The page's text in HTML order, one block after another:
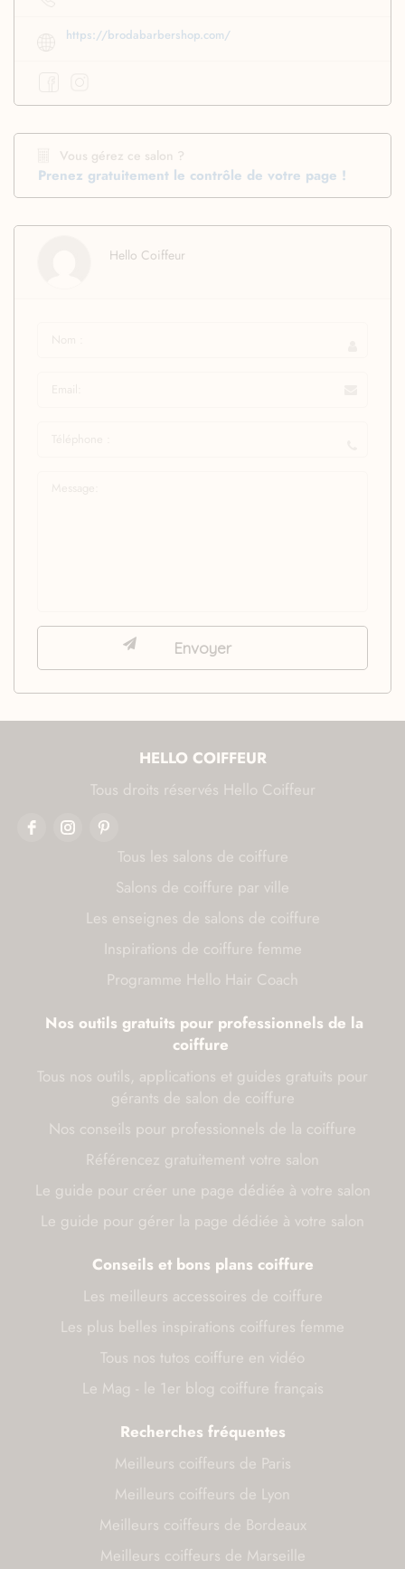
https://brodabarbershop.com/
Vous gérez ce salon ?
Prenez gratuitement le contrôle de votre page !
Hello Coiffeur
HELLO COIFFEUR
Tous droits réservés Hello Coiffeur
Tous les salons de coiffure
Salons de coiffure par ville
Les enseignes de salons de coiffure
Inspirations de coiffure femme
Programme Hello Hair Coach
Nos outils gratuits pour professionnels de la
coiffure
Tous nos outils, applications et guides gratuits pour
gérants de salon de coiffure
Nos conseils pour professionnels de la coiffure
Référencez gratuitement votre salon
Le guide pour créer une page dédiée à votre salon
Le guide pour gérer la page dédiée à votre salon
Conseils et bons plans coiffure
Les meilleurs accessoires de coiffure
Les plus belles inspirations coiffures femme
Tous nos tutos coiffure en vidéo
Le Mag - le 1er blog coiffure français
Recherches fréquentes
Meilleurs coiffeurs de Paris
Meilleurs coiffeurs de Lyon
Meilleurs coiffeurs de Bordeaux
Meilleurs coiffeurs de Marseille